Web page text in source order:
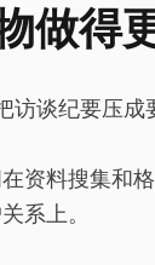
做得
谈纪要压成
资料搜集和
系上。